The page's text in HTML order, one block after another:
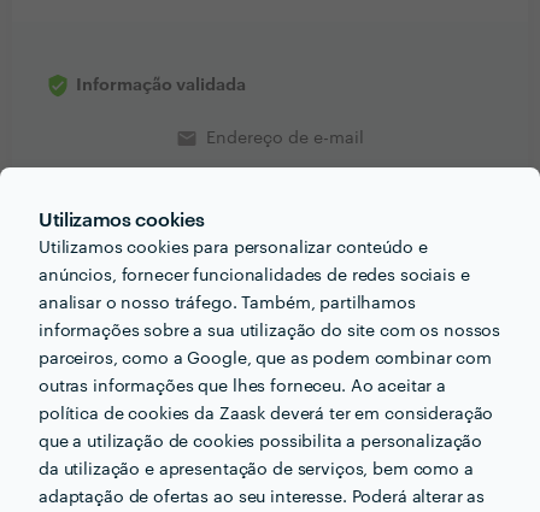
Utilizamos cookies
Utilizamos cookies para personalizar conteúdo e
anúncios, fornecer funcionalidades de redes sociais e
analisar o nosso tráfego. Também, partilhamos
informações sobre a sua utilização do site com os nossos
parceiros, como a Google, que as podem combinar com
outras informações que lhes forneceu. Ao aceitar a
política de cookies da Zaask deverá ter em consideração
que a utilização de cookies possibilita a personalização
da utilização e apresentação de serviços, bem como a
adaptação de ofertas ao seu interesse. Poderá alterar as
Informação validada
email Endereço de e-mail
PORTEFÓLIO